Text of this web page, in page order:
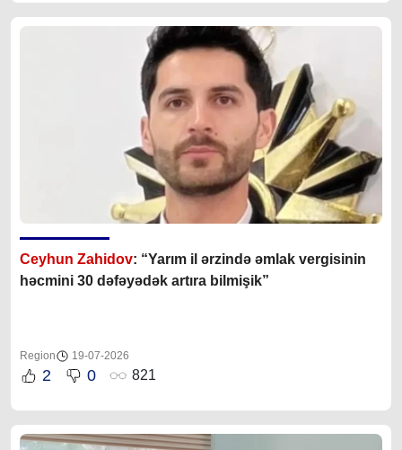
Ceyhun Zahidov: “Yarım il ərzində əmlak vergisinin
həcmini 30 dəfəyədək artıra bilmişik”
Region 19-07-2026
2 0 821